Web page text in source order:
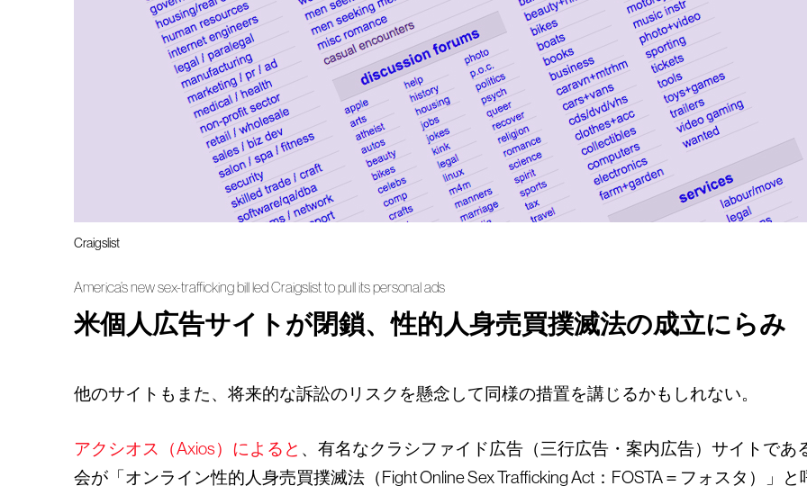
Craigslist
America’s new sex-trafficking bill led Craigslist to pull its personal ads
米個人広告サイトが閉鎖、性的人身売買撲滅法の成立にらみ
他のサイトもまた、将来的な訴訟のリスクを懸念して同様の措置を講じるかもしれない。
アクシオス（Axios）によると 、有名なクラシファイド広告（三行広告・案内広告）サイトであ
会が「オンライン性的人身売買撲滅法（Fight Online Sex Trafficking Act：FOSTA＝フォスタ）」